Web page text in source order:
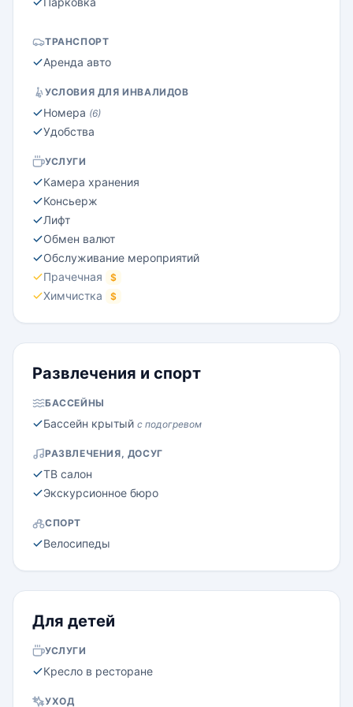
ТРАНСПОРТ
Аренда авто
УСЛОВИЯ ДЛЯ ИНВАЛИДОВ
Номера (6)
Удобства
УСЛУГИ
Камера хранения
Консьерж
Лифт
Обмен валют
Обслуживание мероприятий
Прачечная
$
Химчистка $
Развлечения и спорт
БАССЕЙНЫ
Бассейн крытый с подогревом
РАЗВЛЕЧЕНИЯ, ДОСУГ
ТВ салон
Экскурсионное бюро
СПОРТ
Велосипеды
Для детей
УСЛУГИ
Кресло в ресторане
УХОД